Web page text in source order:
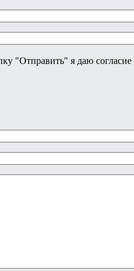
"Отправить" я даю